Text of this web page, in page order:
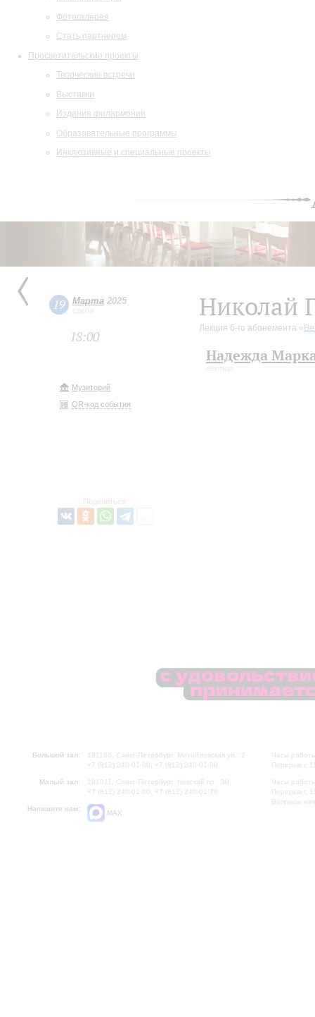
Фотогалерея
Стать партнером
Просветительские проекты
Творческие встречи
Выставки
Издания филармонии
Образовательные программы
Инклюзивные и специальные проекты
19 Марта 2025
среда
18:00
Музиторий
QR-код события
Поделиться:
Николай
Лекция 6-го абонемента «
Надежда
лектор
Большой зал:
191186, Санкт-Петербург, Михайловская ул., 2
+7 (812) 240-01-00, +7 (812) 240-01-80
Малый зал:
191011, Санкт-Петербург, Невский пр., 30
+7 (812) 240-01-00, +7 (812) 240-01-70
Напишите нам:
MAX
Часы
Перерыв с
Часы
Перерыв с
Вопросы